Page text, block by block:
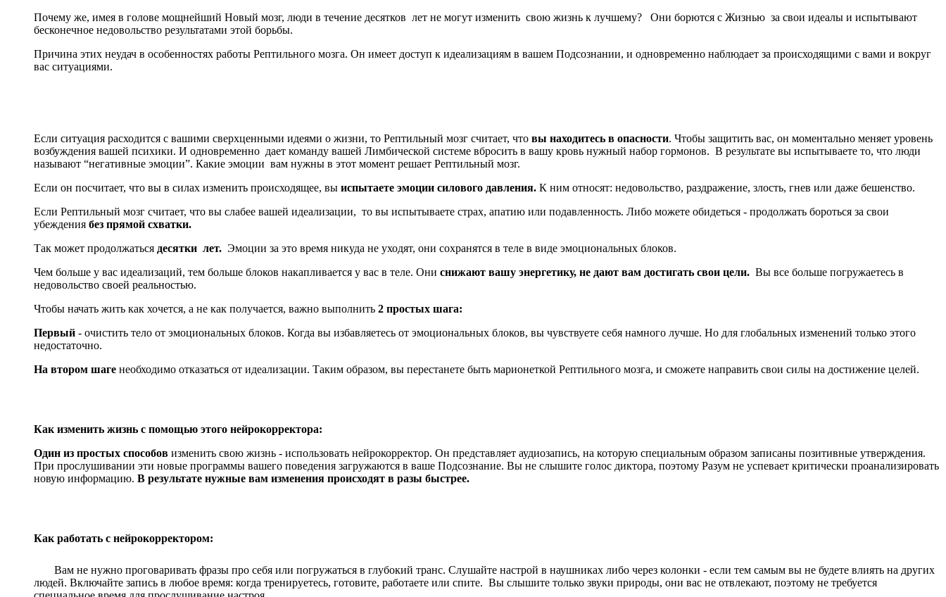
Почему же, имея в голове мощнейший Новый мозг, люди в течение десятков лет не могут изменить свою жизнь к лучшему? Они борются с Жизнью за свои идеалы и испытывают
бесконечное недовольство результатами этой борьбы.
Причина этих неудач в особенностях работы Рептильного мозга. Он имеет доступ к идеализациям в вашем Подсознании, и одновременно наблюдает за происходящими с вами и вокруг
вас ситуациями.
Если ситуация расходится с вашими сверхценными идеями о жизни, то Рептильный мозг считает, что вы находитесь в опасности. Чтобы защитить вас, он моментально меняет уровень
возбуждения вашей психики. И одновременно дает команду вашей Лимбической системе вбросить в вашу кровь нужный набор гормонов. В результате вы испытываете то, что люди
называют “негативные эмоции”. Какие эмоции вам нужны в этот момент решает Рептильный мозг.
Если он посчитает, что вы в силах изменить происходящее, вы испытаете эмоции силового давления. К ним относят: недовольство, раздражение, злость, гнев или даже бешенство.
Если Рептильный мозг считает, что вы слабее вашей идеализации, то вы испытываете страх, апатию или подавленность. Либо можете обидеться - продолжать бороться за свои
убеждения без прямой схватки.
Так может продолжаться десятки лет. Эмоции за это время никуда не уходят, они сохранятся в теле в виде эмоциональных блоков.
Чем больше у вас идеализаций, тем больше блоков накапливается у вас в теле. Они снижают вашу энергетику, не дают вам достигать свои цели. Вы все больше погружаетесь в
недовольство своей реальностью.
Чтобы начать жить как хочется, а не как получается, важно выполнить 2 простых шага:
Первый - очистить тело от эмоциональных блоков. Когда вы избавляетесь от эмоциональных блоков, вы чувствуете себя намного лучше. Но для глобальных изменений только этого
недостаточно.
На втором шаге необходимо отказаться от идеализации. Таким образом, вы перестанете быть марионеткой Рептильного мозга, и сможете направить свои силы на достижение целей.
Как изменить жизнь с помощью этого нейрокорректора:
Один из простых способов изменить свою жизнь - использовать нейрокорректор. Он представляет аудиозапись, на которую специальным образом записаны позитивные утверждения.
При прослушивании эти новые программы вашего поведения загружаются в ваше Подсознание. Вы не слышите голос диктора, поэтому Разум не успевает критически проанализировать
новую информацию. В результате нужные вам изменения происходят в разы быстрее.
Как работать с нейрокорректором:
Вам не нужно проговаривать фразы про себя или погружаться в глубокий транс. Слушайте настрой в наушниках либо через колонки - если тем самым вы не будете влиять на других
людей. Включайте запись в любое время: когда тренируетесь, готовите, работаете или спите. Вы слышите только звуки природы, они вас не отвлекают, поэтому не требуется